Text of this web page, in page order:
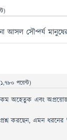
আসল সৌন্দর্য
1,780 পয়েন্ট)
অহেতুক এবং
করছেন, এমন ধরনের